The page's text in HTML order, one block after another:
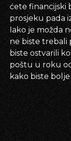
ćete financijski
prosjeku pada
Iako je možda
ne biste trebali
biste ostvarili
poštu u roku
kako biste